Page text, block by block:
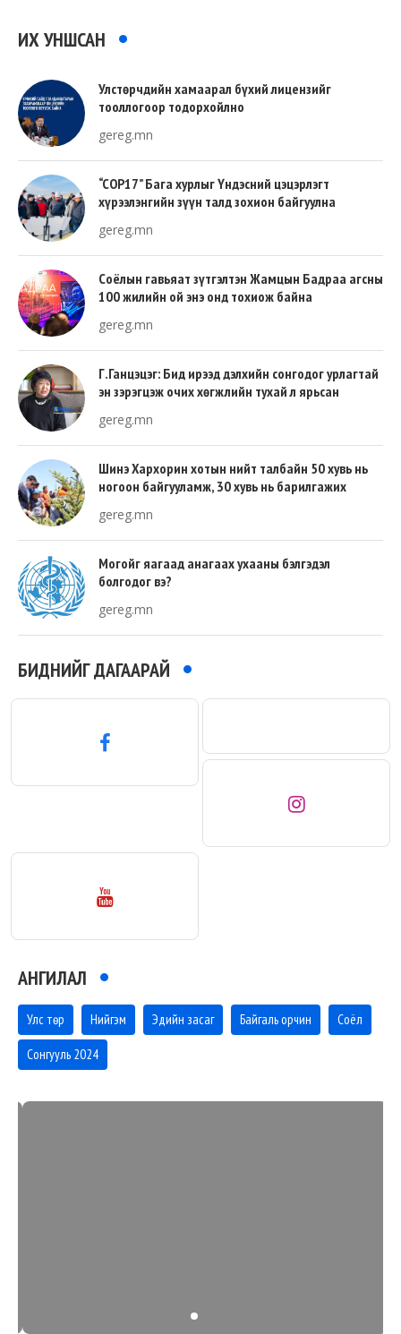
ИХ УНШСАН
Улстөрчдийн хамаарал бүхий лицензийг
тооллогоор тодорхойлно
gereg.mn
“COP17” Бага хурлыг Үндэсний цэцэрлэгт
хүрээлэнгийн зүүн талд зохион байгуулна
gereg.mn
Соёлын гавьяат зүтгэлтэн Жамцын Бадраа агсны
100 жилийн ой энэ онд тохиож байна
gereg.mn
Г.Ганцэцэг: Бид ирээд дэлхийн сонгодог урлагтай
эн зэрэгцэж очих хөгжлийн тухай л ярьсан
gereg.mn
Шинэ Хархорин хотын нийт талбайн 50 хувь нь
ногоон байгууламж, 30 хувь нь барилгажих
gereg.mn
Могойг яагаад анагаах ухааны бэлгэдэл
болгодог вэ?
gereg.mn
БИДНИЙГ ДАГААРАЙ
АНГИЛАЛ
Улс төр Нийгэм Эдийн засаг Байгаль орчин Соёл
Сонгууль 2024